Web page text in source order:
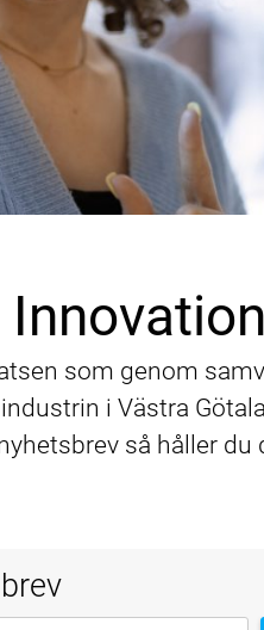
som genom
i Västra
så håller du